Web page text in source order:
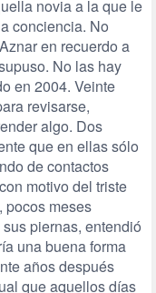
novia a la que le
conciencia. No
en recuerdo a
No las hay
en 2004. Veinte
revisarse,
algo. Dos
que en ellas sólo
de contactos
motivo del triste
pocos meses
piernas, entendió
una buena forma
años después
que aquellos días